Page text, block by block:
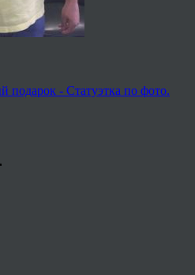
подарок - Статуэтка по фото.